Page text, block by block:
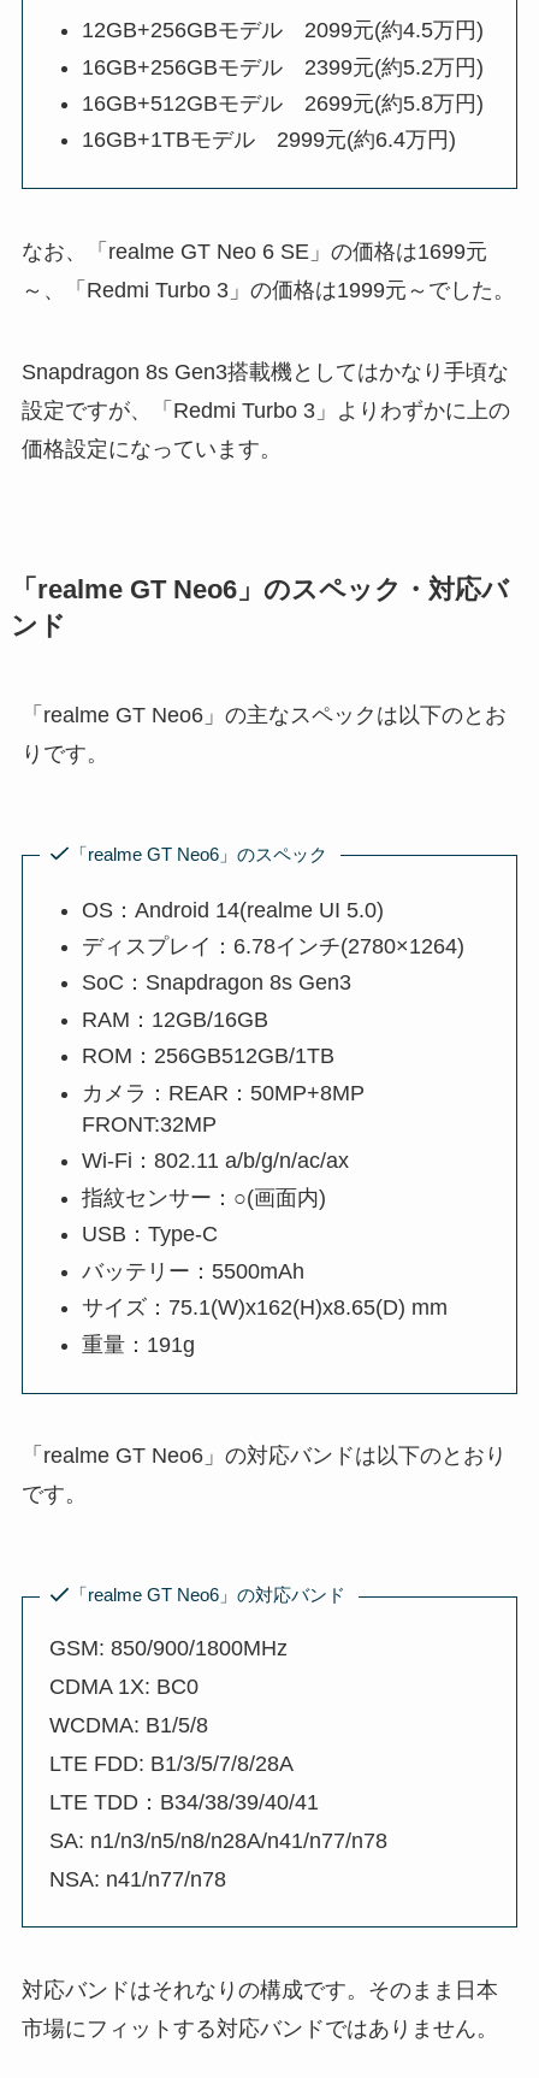
12GB+256GBモデル 2099元(約4.5万円)
16GB+256GBモデル 2399元(約5.2万円)
16GB+512GBモデル 2699元(約5.8万円)
16GB+1TBモデル 2999元(約6.4万円)
なお、「realme GT Neo 6 SE」の価格は1699元
～、「Redmi Turbo 3」の価格は1999元～でした。
Snapdragon 8s Gen3搭載機としてはかなり手頃な
設定ですが、「Redmi Turbo 3」よりわずかに上の
価格設定になっています。
「realme GT Neo6」のスペック・対応バ
ンド
「realme GT Neo6」の主なスペックは以下のとお
りです。
「realme GT Neo6」のスペック
OS：Android 14(realme UI 5.0)
ディスプレイ：6.78インチ(2780×1264)
SoC：Snapdragon 8s Gen3
RAM：12GB/16GB
ROM：256GB512GB/1TB
カメラ：REAR：50MP+8MP
FRONT:32MP
Wi-Fi：802.11 a/b/g/n/ac/ax
指紋センサー：○(画面内)
USB：Type-C
バッテリー：5500mAh
サイズ：75.1(W)x162(H)x8.65(D) mm
重量：191g
「realme GT Neo6」の対応バンドは以下のとおり
です。
「realme GT Neo6」の対応バンド
GSM: 850/900/1800MHz
CDMA 1X: BC0
WCDMA: B1/5/8
LTE FDD: B1/3/5/7/8/28A
LTE TDD：B34/38/39/40/41
SA: n1/n3/n5/n8/n28A/n41/n77/n78
NSA: n41/n77/n78
対応バンドはそれなりの構成です。そのまま日本
市場にフィットする対応バンドではありません。